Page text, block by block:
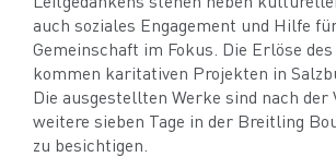
auch soziales Engagement und Hilfe
Gemeinschaft im Fokus. Die Erlöse des
kommen karitativen Projekten in
Die ausgestellten Werke sind nach der
weitere sieben Tage in der Breitling
zu besichtigen.